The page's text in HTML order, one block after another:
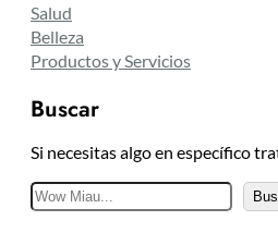
Salud
Belleza
Productos y Servicios
Buscar
Si necesitas algo en específico
B
u